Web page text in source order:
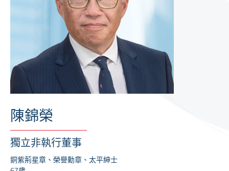
陳錦榮
獨立非執行董事
銅紫荊星章、榮譽勳章、太平紳士